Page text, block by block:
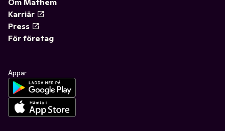
Karriär
Press
För företag
Appar